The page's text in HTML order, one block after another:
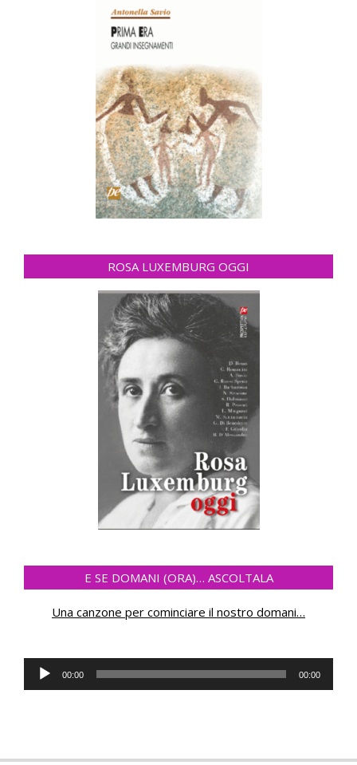
ROSA LUXEMBURG OGGI
E SE DOMANI (ORA)… ASCOLTALA
Una canzone per cominciare il nostro domani…
Audio
Player
00:00 00:00